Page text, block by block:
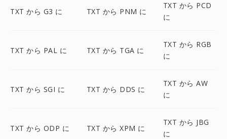
TXT から G3 に TXT から PNM に
TXT から PCD
に
TXT から PAL に TXT から TGA に
TXT から RGB
に
TXT から SGI に TXT から DDS に
TXT から AW
に
TXT から ODP に TXT から XPM に
TXT から JBG
に